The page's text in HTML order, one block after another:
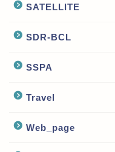
SATELLITE
SDR-BCL
SSPA
Travel
Web_page